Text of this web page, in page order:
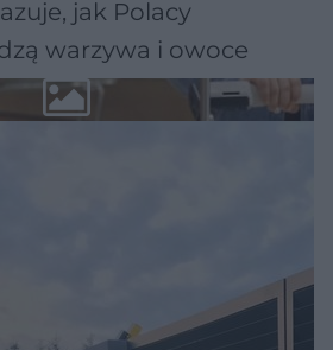
jak Polacy
warzywa i owoce